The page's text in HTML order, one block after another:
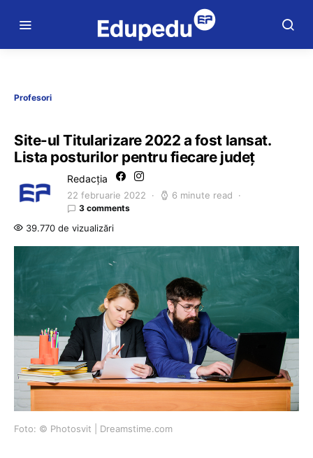
Profesori
Site-ul Titularizare 2022 a fost lansat.
Lista posturilor pentru fiecare județ
Redacția
22 februarie 2022 6 minute read
3 comments
39.770 de vizualizări
Foto: © Photosvit | Dreamstime.com